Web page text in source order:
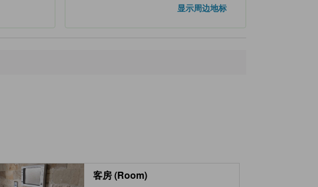
显示周边地标
客房 (Room)